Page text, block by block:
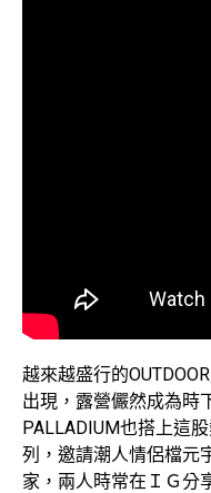
越來越盛行的
出現，露營儼然成為時
PALLADIUM也搭上這
列，邀請潮人情侶檔元
家，兩人時常在ＩＧ分